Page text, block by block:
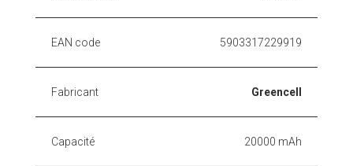
EAN code 5903317229919
Fabricant Greencell
Capacité 20000 mAh